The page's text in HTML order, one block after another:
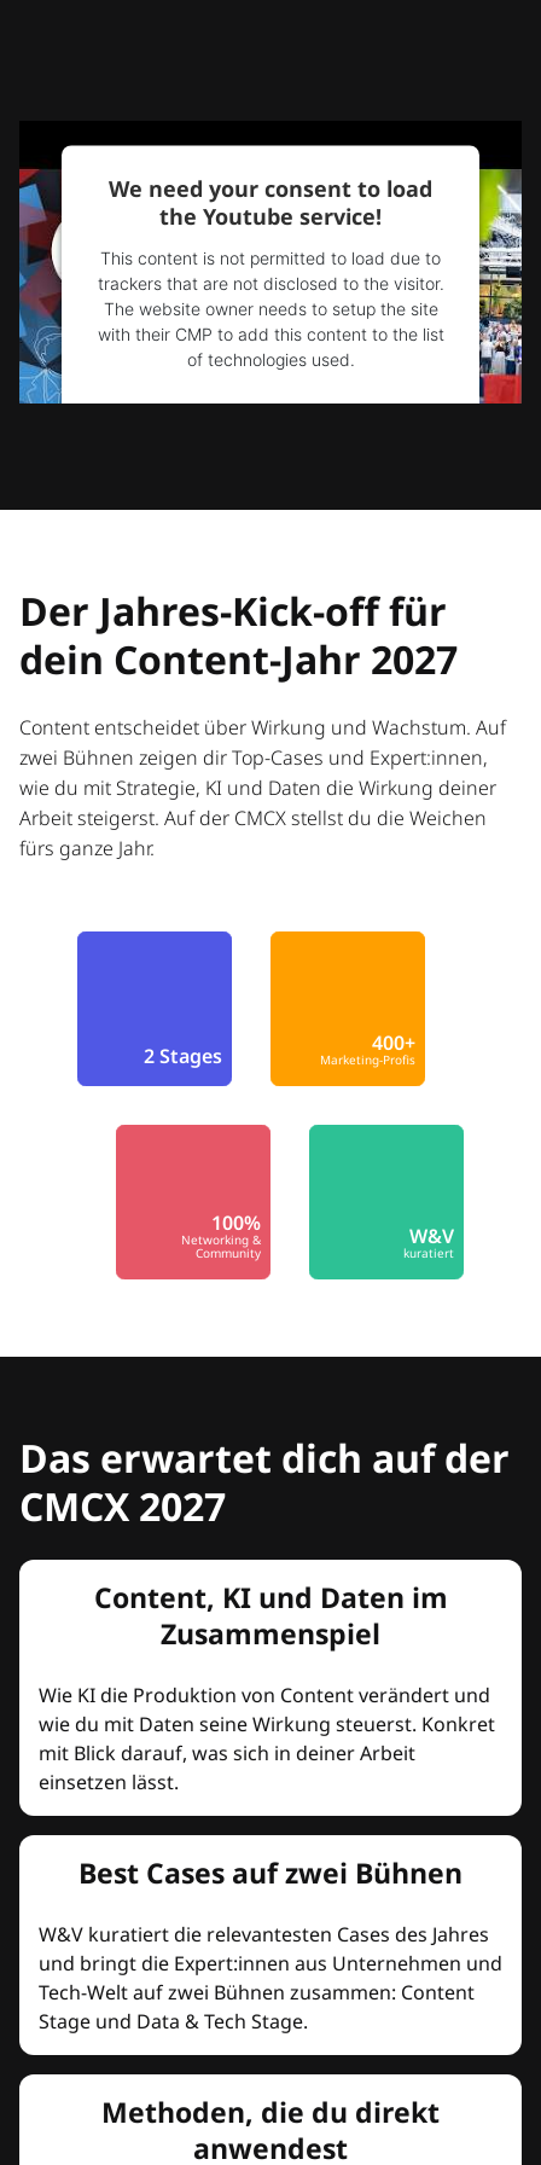
We need your consent to load
the Youtube service!
This content is not permitted to load due to
trackers that are not disclosed to the visitor.
The website owner needs to setup the site
with their CMP to add this content to the list
of technologies used.
Powered byUsercentrics Consent
Der Jahres-Kick-off für
dein Content-Jahr 2027
Content entscheidet über Wirkung und Wachstum. Auf
zwei Bühnen zeigen dir Top-Cases und Expert:innen,
wie du mit Strategie, KI und Daten die Wirkung deiner
Arbeit steigerst. Auf der CMCX stellst du die Weichen
fürs ganze Jahr.
2 Stages 400+
Marketing-Profis
100%
Networking &
Community
W&V
kuratiert
Das erwartet dich auf der
CMCX 2027
Content, KI und Daten im
Zusammenspiel
Wie KI die Produktion von Content verändert und
wie du mit Daten seine Wirkung steuerst. Konkret
mit Blick darauf, was sich in deiner Arbeit
einsetzen lässt.
Best Cases auf zwei Bühnen
W&V kuratiert die relevantesten Cases des Jahres
und bringt die Expert:innen aus Unternehmen und
Tech-Welt auf zwei Bühnen zusammen: Content
Stage und Data & Tech Stage.
Methoden, die du direkt
anwendest